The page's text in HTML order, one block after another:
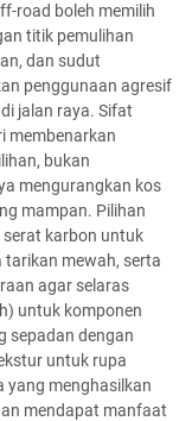
road boleh memilih
titik pemulihan
dan sudut
penggunaan agresif
jalan raya. Sifat
membenarkan
bukan
mengurangkan kos
mampan. Pilihan
serat karbon untuk
tarikan mewah, serta
agar selaras
untuk komponen
sepadan dengan
untuk rupa
yang menghasilkan
mendapat manfaat